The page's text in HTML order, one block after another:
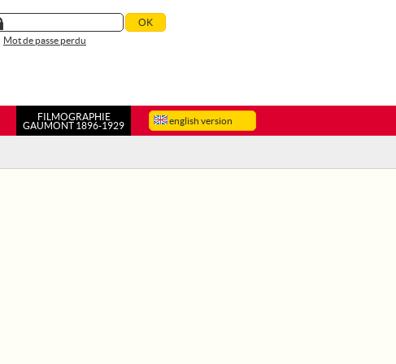
Mot de passe perdu
english version
FILMOGRAPHIE
GAUMONT 1896-1929